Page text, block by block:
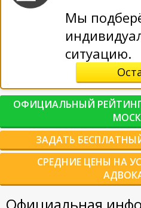
Мы
ситуацию.
ОФИЦИАЛЬНЫЙ
ЗАДАТЬ
СРЕДНИЕ ЦЕНЫ НА